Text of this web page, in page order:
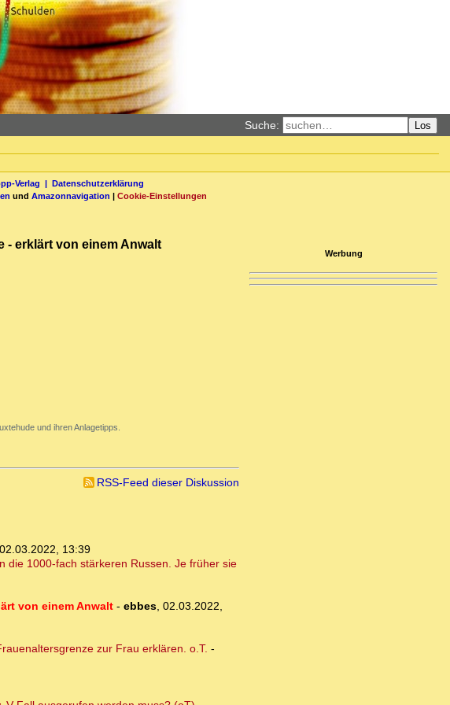
Suche: Los
Verlag | Datenschutzerklärung
und Amazonnavigation | Cookie-Einstellungen
- erklärt von einem Anwalt
und ihren Anlagetipps.
RSS-Feed dieser Diskussion
02.03.2022, 13:39
die 1000-fach stärkeren Russen. Je früher sie
von einem Anwalt- ebbes, 02.03.2022,
zur Frau erklären. o.T. -
Werbung